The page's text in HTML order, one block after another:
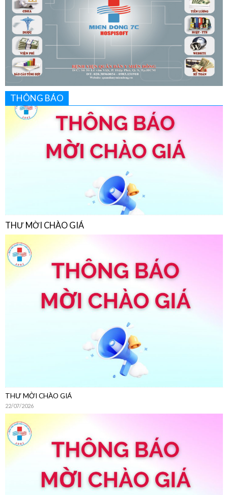
THÔNG BÁO
THƯ MỜI CHÀO GIÁ
THƯ MỜI CHÀO GIÁ
22/07/2026